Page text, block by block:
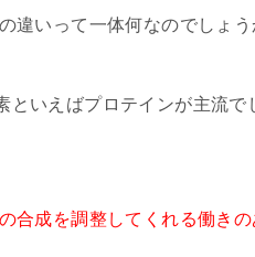
違いって一体何なのでしょう
いえばプロテインが主流で
合成を調整してくれる働き